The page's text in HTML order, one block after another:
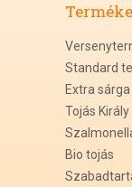
Standard
Extra sárga
Tojás Király
Bio tojás